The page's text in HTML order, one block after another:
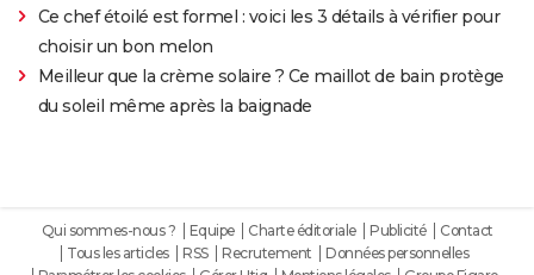
Ce chef étoilé est formel : voici les 3 détails à vérifier pour
choisir un bon melon
Meilleur que la crème solaire ? Ce maillot de bain protège
du soleil même après la baignade
Qui sommes-nous ? Equipe Charte éditoriale Publicité
Contact
Tous les articles
RSS Recrutement
Données personnelles